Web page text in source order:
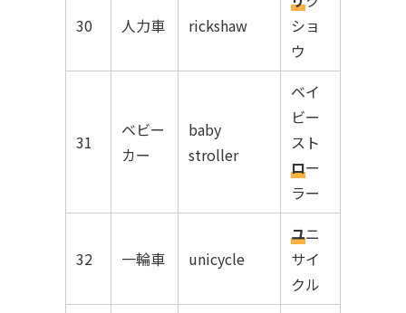
30 人力車 rickshaw
ショ
ウ
31
ベビー
カー
baby
stroller
ベイ
ビー
スト
ロー
ラー
32 一輪車 unicycle
ユニ
サイ
クル